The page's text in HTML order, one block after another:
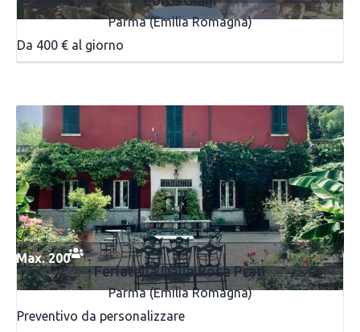
Parma (Emilia Romagna)
Da 400 € al giorno
Max. 200
Feriatella Dalla Rosa Prati
Parma (Emilia Romagna)
Preventivo da personalizzare